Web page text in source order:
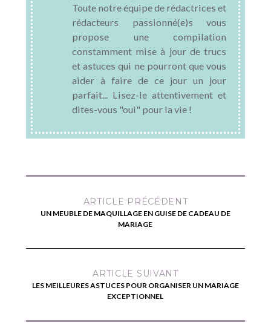
Toute notre équipe de rédactrices et
rédacteurs passionné(e)s vous
propose une compilation
constamment mise à jour de trucs
et astuces qui ne pourront que vous
aider à faire de ce jour un jour
parfait... Lisez-le attentivement et
dites-vous "oui" pour la vie !
ARTICLE PRÉCÉDENT
UN MEUBLE DE MAQUILLAGE EN GUISE DE CADEAU DE
MARIAGE
ARTICLE SUIVANT
LES MEILLEURES ASTUCES POUR ORGANISER UN MARIAGE
EXCEPTIONNEL